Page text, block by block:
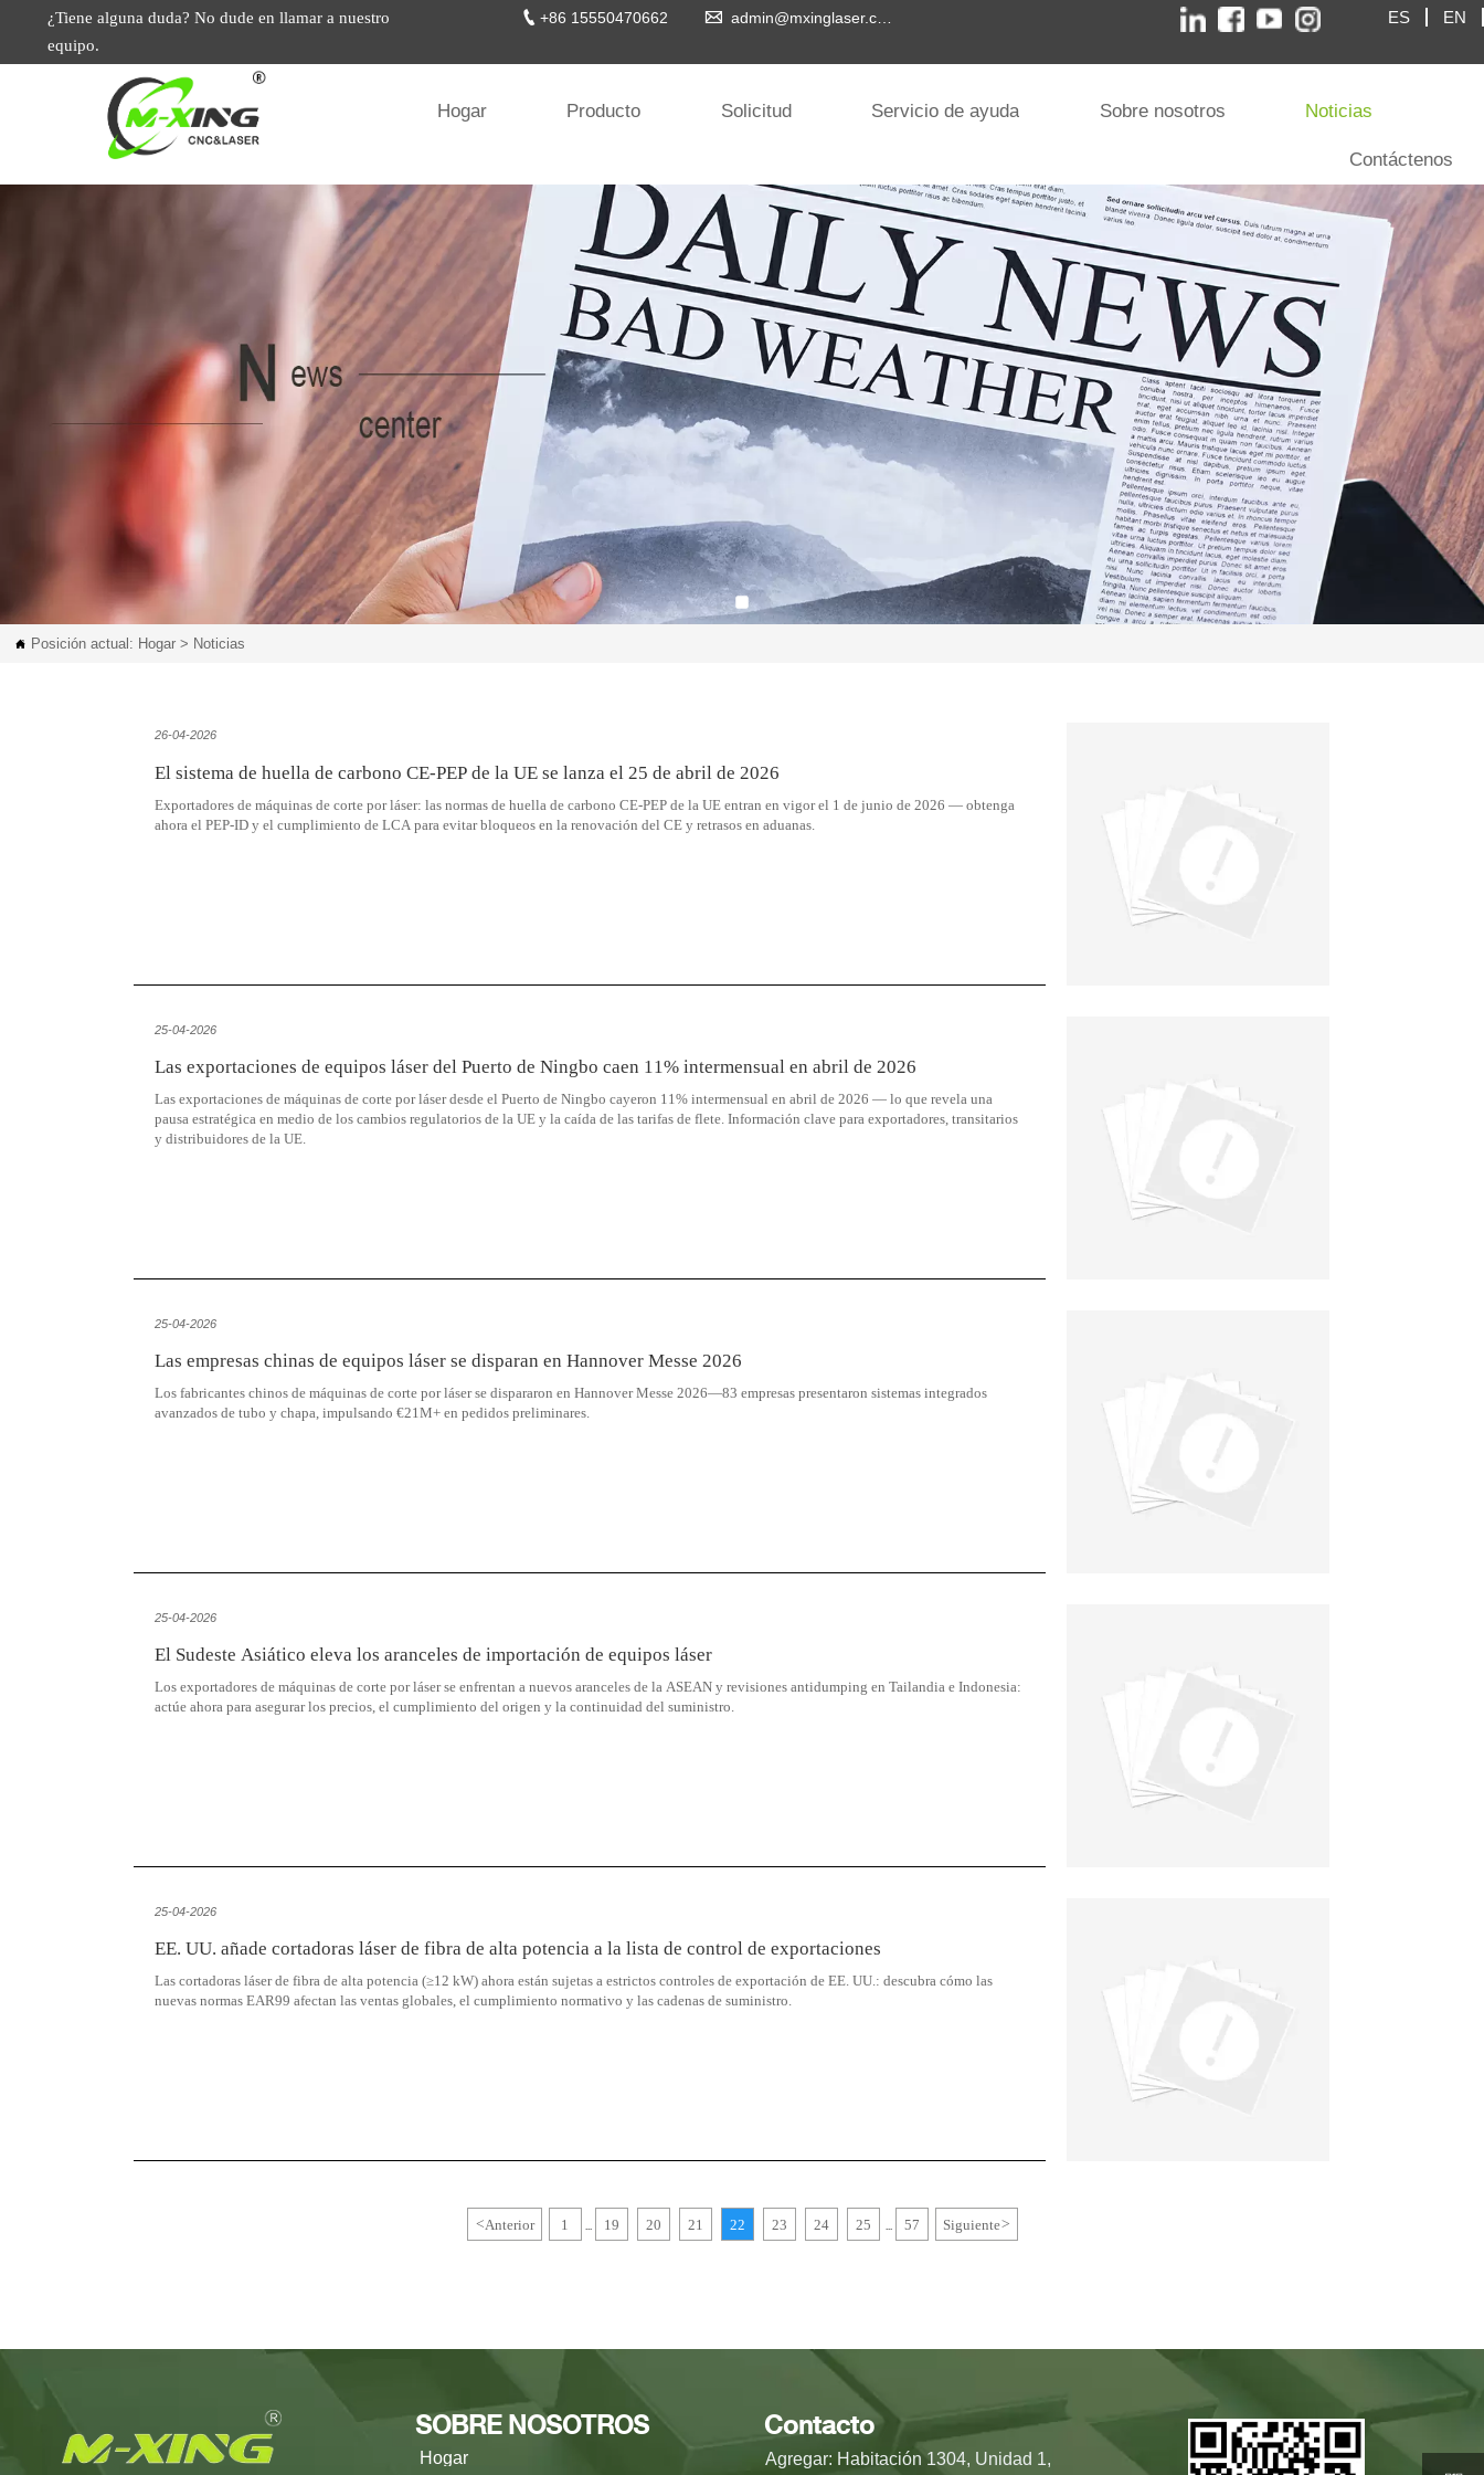
¿Tiene alguna duda? No dude en llamar a nuestro
equipo.
+86 15550470662  admin@mxinglaser.com ES EN
Hogar Producto Solicitud Servicio de ayuda Sobre nosotros Noticias
Contáctenos
 Posición actual: Hogar > Noticias
26-04-2026
El sistema de huella de carbono CE-PEP de la UE se lanza el 25 de abril de 2026
Exportadores de máquinas de corte por láser: las normas de huella de carbono CE-PEP de la UE entran en vigor el 1 de junio de 2026 — obtenga
ahora el PEP-ID y el cumplimiento de LCA para evitar bloqueos en la renovación del CE y retrasos en aduanas.
25-04-2026
Las exportaciones de equipos láser del Puerto de Ningbo caen 11% intermensual en abril de 2026
Las exportaciones de máquinas de corte por láser desde el Puerto de Ningbo cayeron 11% intermensual en abril de 2026 — lo que revela una
pausa estratégica en medio de los cambios regulatorios de la UE y la caída de las tarifas de flete. Información clave para exportadores, transitarios
y distribuidores de la UE.
25-04-2026
Las empresas chinas de equipos láser se disparan en Hannover Messe 2026
Los fabricantes chinos de máquinas de corte por láser se dispararon en Hannover Messe 2026—83 empresas presentaron sistemas integrados
avanzados de tubo y chapa, impulsando €21M+ en pedidos preliminares.
25-04-2026
El Sudeste Asiático eleva los aranceles de importación de equipos láser
Los exportadores de máquinas de corte por láser se enfrentan a nuevos aranceles de la ASEAN y revisiones antidumping en Tailandia e Indonesia:
actúe ahora para asegurar los precios, el cumplimiento del origen y la continuidad del suministro.
25-04-2026
EE. UU. añade cortadoras láser de fibra de alta potencia a la lista de control de exportaciones
Las cortadoras láser de fibra de alta potencia (≥12 kW) ahora están sujetas a estrictos controles de exportación de EE. UU.: descubra cómo las
nuevas normas EAR99 afectan las ventas globales, el cumplimiento normativo y las cadenas de suministro.
<Anterior 1 19 20 21 22 23 24 25 57 Siguiente>
SOBRE NOSOTROS
Hogar
Contacto
Agregar: Habitación 1304, Unidad 1,